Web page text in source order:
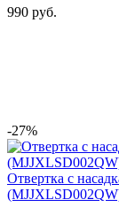
990 руб.
-27%
Отвертка с